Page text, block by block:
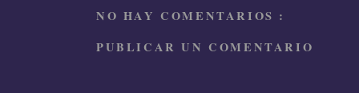
NO HAY COMENTARIOS :
PUBLICAR UN COMENTARIO